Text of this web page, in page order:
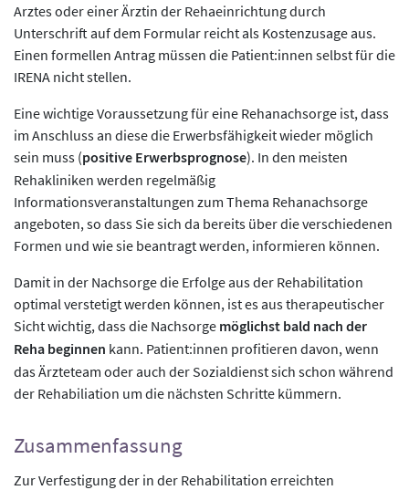
Arztes oder einer Ärztin der Rehaeinrichtung durch
Unterschrift auf dem Formular reicht als Kostenzusage aus.
Einen formellen Antrag müssen die Patient:innen selbst für die
IRENA nicht stellen.
Eine wichtige Voraussetzung für eine Rehanachsorge ist, dass
im Anschluss an diese die Erwerbsfähigkeit wieder möglich
sein muss (positive Erwerbsprognose). In den meisten
Rehakliniken werden regelmäßig
Informationsveranstaltungen zum Thema Rehanachsorge
angeboten, so dass Sie sich da bereits über die verschiedenen
Formen und wie sie beantragt werden, informieren können.
Damit in der Nachsorge die Erfolge aus der Rehabilitation
optimal verstetigt werden können, ist es aus therapeutischer
Sicht wichtig, dass die Nachsorge möglichst bald nach der
Reha beginnen kann. Patient:innen profitieren davon, wenn
das Ärzteteam oder auch der Sozialdienst sich schon während
der Rehabiliation um die nächsten Schritte kümmern.
Zusammenfassung
Zur Verfestigung der in der Rehabilitation erreichten